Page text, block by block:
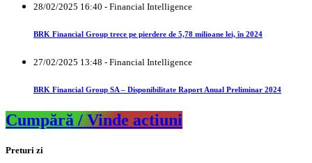
28/02/2025 16:40 - Financial Intelligence
BRK Financial Group trece pe pierdere de 5,78 milioane lei, în 2024
27/02/2025 13:48 - Financial Intelligence
BRK Financial Group SA – Disponibilitate Raport Anual Preliminar 2024
Cumpără / Vinde actiuni
Preturi zi